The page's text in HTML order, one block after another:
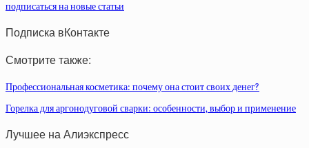
подписаться на новые статьи
Подписка вКонтакте
Смотрите также:
Профессиональная косметика: почему она стоит своих денег?
Горелка для аргонодуговой сварки: особенности, выбор и применение
Лучшее на Алиэкспресс